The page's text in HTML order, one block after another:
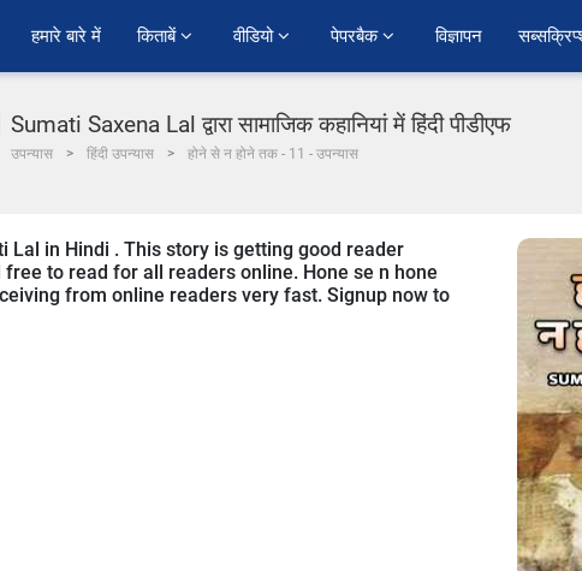
हमारे बारे में किताबें वीडियो पेपरबैक विज्ञापन
Saxena Lal द्वारा सामाजिक कहानियां में हिंदी पीडीएफ
उपन्यास हिंदी उपन्यास होने से न होने तक - 11 - उपन्यास
Lal in Hindi . This story is getting good reader
to read for all readers online. Hone se n hone
from online readers very fast. Signup now to